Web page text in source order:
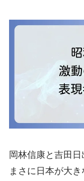
岡林信康と吉田日
まさに日本が大